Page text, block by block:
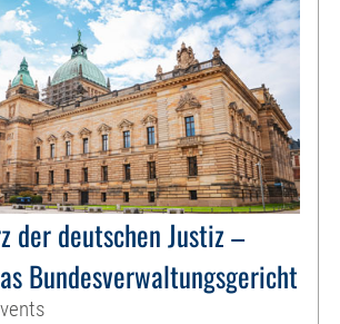
der deutschen Justiz –
Bundesverwaltungsgericht